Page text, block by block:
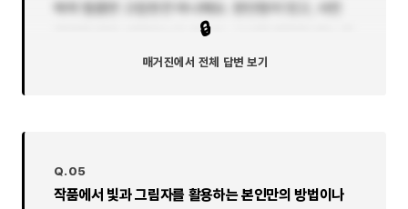
딱히 필름만 고집한건 아니에요. 장단점이 있고, 사진
작업에 따라 선택하는거 같아요. 고시텔 촬영할 때는 중
형이어야 했고, 디지털 중형을 살 돈이 없었어요. 하지
🔒
매거진에서 전체 답변 보기
Q.05
작품에서 빛과 그림자를 활용하는 본인만의 방법이나